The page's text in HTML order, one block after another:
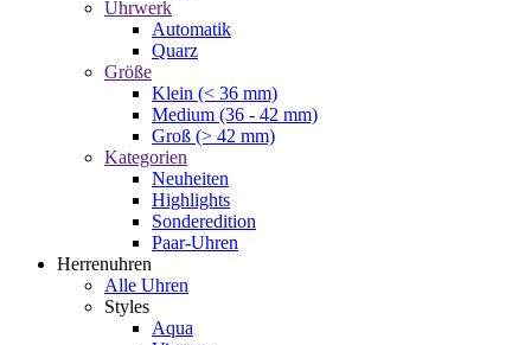
Uhrwerk
Automatik
Quarz
Größe
Klein (< 36 mm)
Medium (36 - 42 mm)
Groß (> 42 mm)
Kategorien
Neuheiten
Highlights
Sonderedition
Paar-Uhren
Herrenuhren
Alle Uhren
Styles
Aqua